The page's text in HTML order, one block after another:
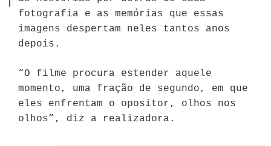
fotografia e as memórias que essas
imagens despertam neles tantos anos
depois.
“O filme procura estender aquele
momento, uma fração de segundo, em que
eles enfrentam o opositor, olhos nos
olhos”, diz a realizadora.